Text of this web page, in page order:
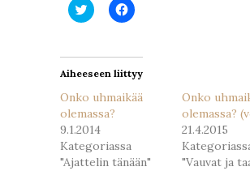
Jaa
Twitterissä(Avautuu
Jaa
Facebookissa(Avautuu
Aiheeseen liittyy
Onko uhmaikää
olemassa?
9.1.2014
Kategoriassa
"Ajattelin tänään"
Onko
olemassa?
21.4.2015
"Vauvat ja